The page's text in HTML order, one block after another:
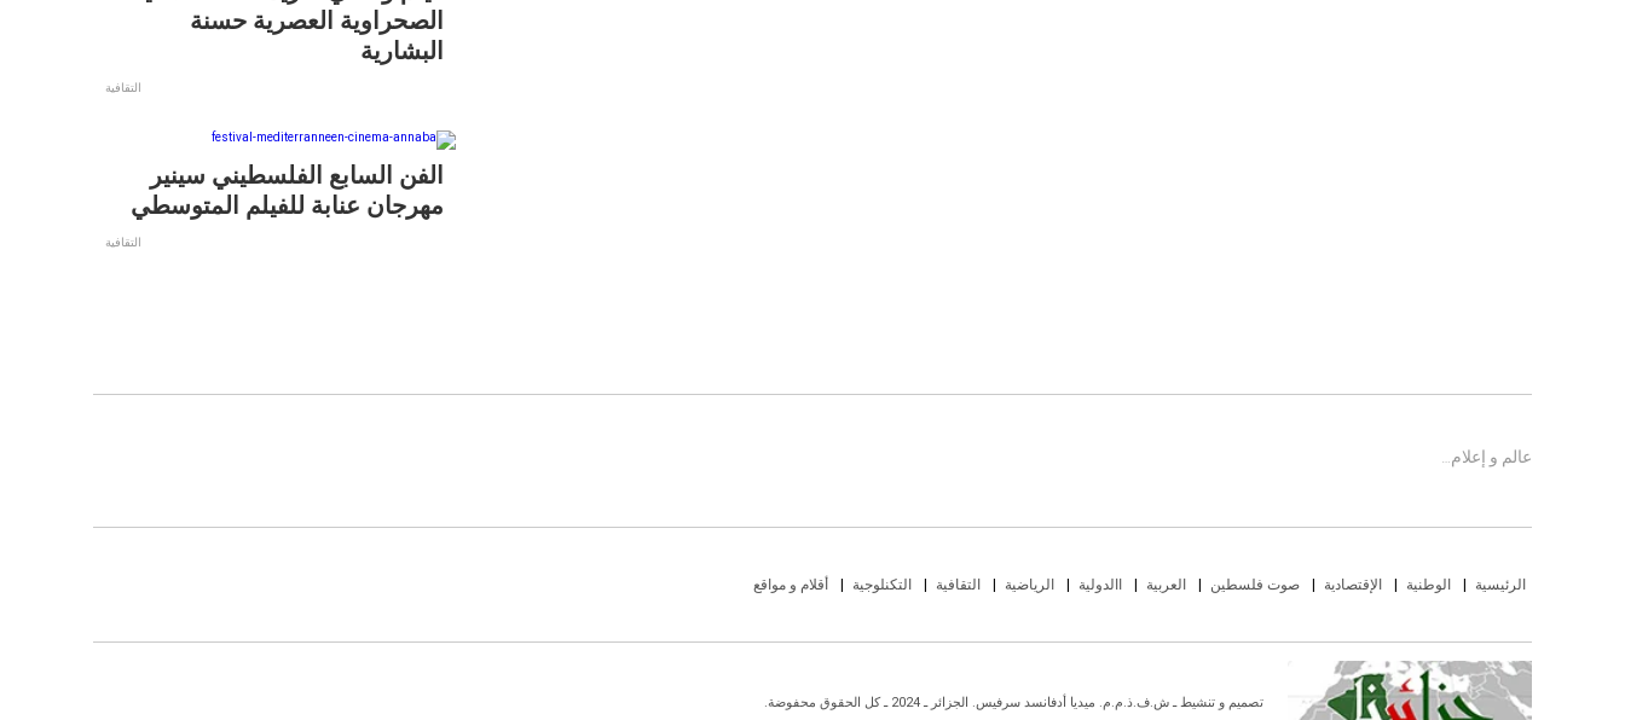
الصحراوية العصرية حسنة
البشارية
التقافية
الفن السابع الفلسطيني سينير
مهرجان عنابة للفيلم المتوسطي
التقافية
عالم و إعلام…
الرئيسية الوطنية الإقتصادية صوت فلسطين العربية االدولية الرياضية التقافية التكنلوجية أقلام و مواقع
تصميم و تنشيط ـ ش.ف.ذ.م.م. ميديا أدفانسد سرفيس. الجزائر ـ 2024 ـ كل الحقوق محفوضة.